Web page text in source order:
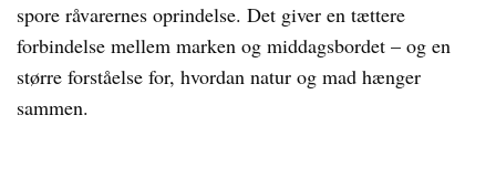
spore råvarernes oprindelse. Det giver en tættere
forbindelse mellem marken og middagsbordet – og en
større forståelse for, hvordan natur og mad hænger
sammen.